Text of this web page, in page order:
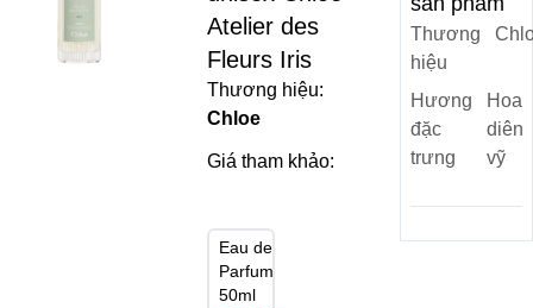
Atelier des
Fleurs Iris
Thương hiệu:
Chloe
Giá tham khảo:
Eau de
Parfum
50ml
Thương
hiệu
Hương
đặc
trưng
Hoa
diên
vỹ